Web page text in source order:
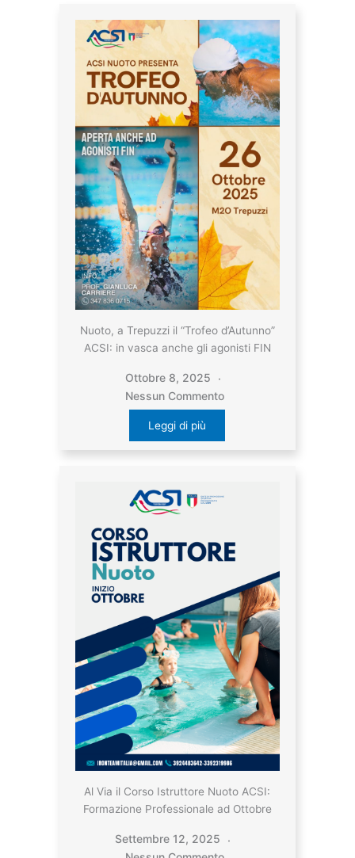
Nuoto, a Trepuzzi il “Trofeo d’Autunno”
ACSI: in vasca anche gli agonisti FIN
Ottobre 8, 2025
Nessun Commento
Leggi di più
Al Via il Corso Istruttore Nuoto ACSI:
Formazione Professionale ad Ottobre
Settembre 12, 2025